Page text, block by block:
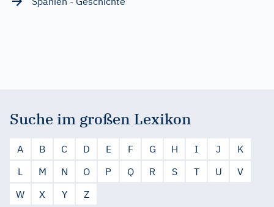
Suche im großen Lexikon
A B C D E F G H I J
K
L
M N O P Q R S T U
V
W
X Y Z